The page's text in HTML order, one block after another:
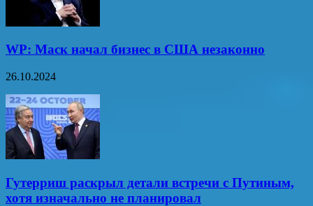
WP: Маск начал бизнес в США незаконно
26.10.2024
Гутерриш раскрыл детали встречи с Путиным,
хотя изначально не планировал